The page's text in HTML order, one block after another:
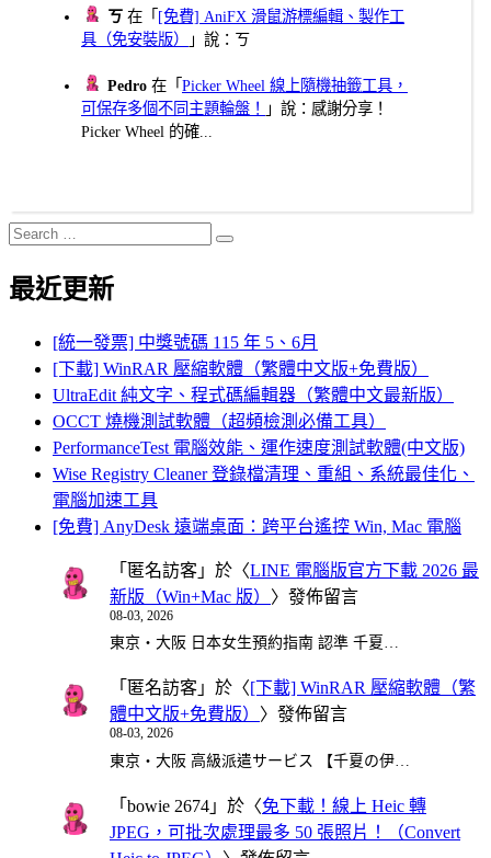
ㄎ 在「 [免費] AniFX 滑鼠游標編輯、製作工
具（免安裝版）
」說：ㄎ
Pedro 在「Picker Wheel 線上隨機抽籤工具，
可保存多個不同主題輪盤！
」說：感謝分享！
Picker Wheel 的確...
Search
for:
Search
最近更新
[統一發票] 中獎號碼 115 年 5、6月
[下載] WinRAR 壓縮軟體（繁體中文版+免費版）
UltraEdit 純文字、程式碼編輯器（繁體中文最新版）
OCCT 燒機測試軟體（超頻檢測必備工具）
PerformanceTest 電腦效能、運作速度測試軟體(中文版)
Wise Registry Cleaner 登錄檔清理、重組、系統最佳化、
電腦加速工具
[免費] AnyDesk 遠端桌面：跨平台遙控 Win, Mac 電腦
「 匿名訪客 」於〈LINE 電腦版官方下載 2026 最
新版（Win+Mac 版） 〉發佈留言
08-03, 2026
東京・大阪 日本女生預約指南 認準 千夏…
「 匿名訪客 」於〈 [下載] WinRAR 壓縮軟體（繁
體中文版+免費版）
〉發佈留言
08-03, 2026
東京・大阪 高級派遣サービス 【千夏の伊…
「 bowie 2674 」於〈免下載！線上 Heic 轉
JPEG，可批次處理最多 50 張照片！（Convert